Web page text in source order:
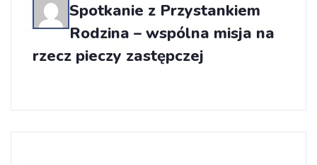
Spotkanie z Przystankiem
Rodzina – wspólna misja na
rzecz pieczy zastępczej